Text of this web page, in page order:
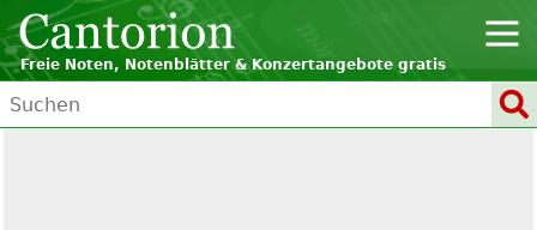
Freie Noten, Notenblätter & Konzertangebote gratis